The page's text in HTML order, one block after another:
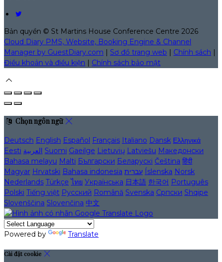
Bản quyền © St Martins House Conference Centre 2026
Cloud Diary PMS, Website, Booking Engine & Channel
Manager by GuestDiary.com | Sơ đồ trang web | Chính sách |
Điều khoản và điều kiện | Chính sách bảo mật
Chọn ngôn ngữ
Deutsch English Español Français Italiano Dansk Ελληνικά
Eesti العربية Suomi Gaeilge Lietuvių Latviešu Македонски
Bahasa melayu Malti Български Беларускі Čeština हिंदी
Magyar Hrvatski Bahasa indonesia עברית Íslenska Norsk
Nederlands Türkçe ไทย Українська 日本語 한국어 Português
Polski Tiếng việt Русский Română Svenska Српски Shqipe
Slovenščina Slovenčina 中文
Powered by Translate
Cài đặt cookie